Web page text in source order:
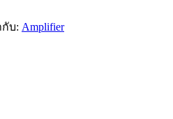
บ: Amplifier